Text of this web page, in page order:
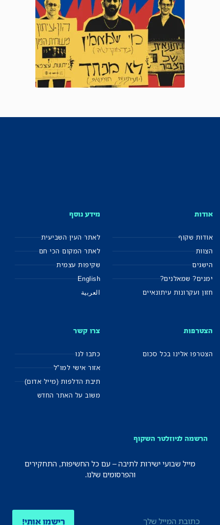
אודות
אודות שקוף
הצוות
הישגים
ימנים? שמאלנים?
חזון ועקרונות עיתונאיים
מידע נוסף
לאתר העין השביעית
לאתר המקום הכי חם
שקיפות עצמית
English
العربية
הצטרפות
הצטרפו אלינו בכל סכום
צרו קשר
כתבו לנו
אזור אישי למו"ל
תיבת הדלפות (מייל אדום)
משוב על האתר החדש
הרשמה לניוזלטר השקוף
מייל שבועי ישירות לתיבה – עם כל החשיפות, התחקירים
והפרסומים שלנו.
רישמו אותי!